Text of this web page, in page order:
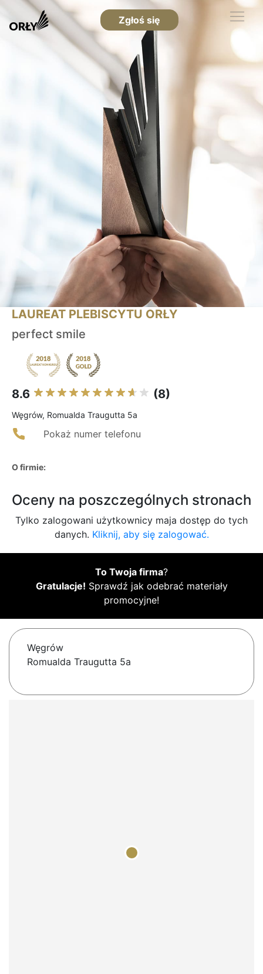
Zgłoś się
LAUREAT PLEBISCYTU ORŁY
perfect smile
8.6 (8)
Węgrów, Romualda Traugutta 5a
Pokaż numer telefonu
O firmie:
Oceny na poszczególnych stronach
Tylko zalogowani użytkownicy maja dostęp do tych
danych. Kliknij, aby się zalogować.
To Twoja firma?
Gratulacje! Sprawdź jak odebrać materiały
promocyjne!
Węgrów
Romualda Traugutta 5a